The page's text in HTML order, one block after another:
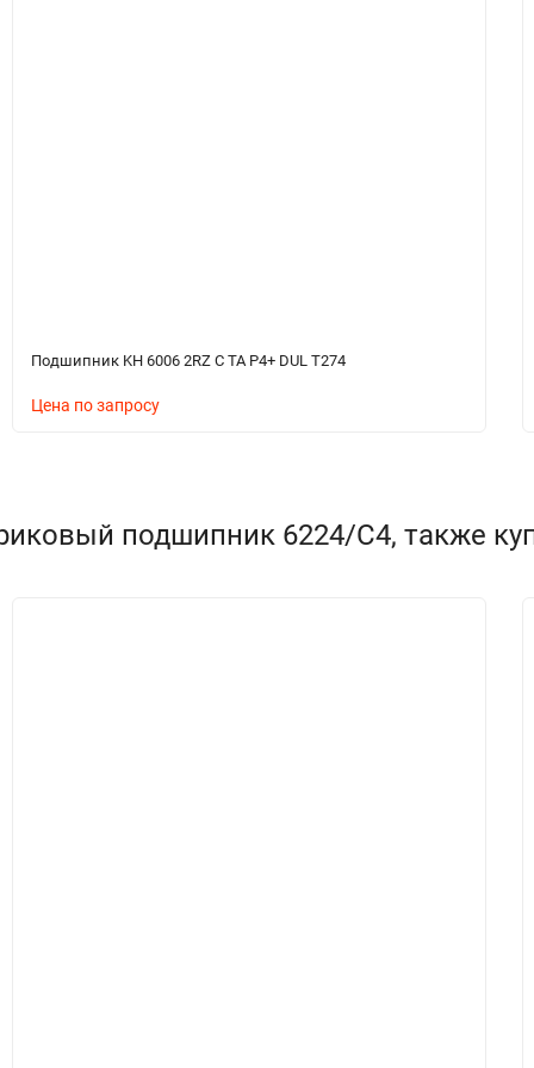
Подшипник KH 6006 2RZ C TA P4+ DUL T274
Цена по запросу
подшипник 6224/C4, также